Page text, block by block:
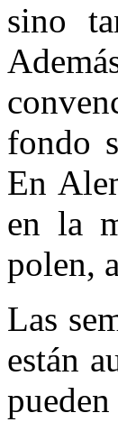
sino
fondo
En
en la
polen,
Las
están